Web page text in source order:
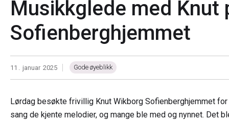
Musikkglede med Knut
Sofienberghjemmet
11 . januar 2025 Gode øyeblikk
Lørdag besøkte frivillig Knut Wikborg Sofienberghjemmet
sang de kjente melodier, og mange ble med og nynnet. Det